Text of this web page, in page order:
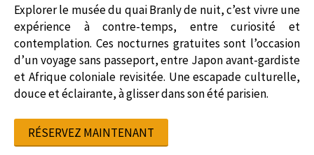
Explorer le musée du quai Branly de nuit, c’est vivre une
expérience à contre-temps, entre curiosité et
contemplation. Ces nocturnes gratuites sont l’occasion
d’un voyage sans passeport, entre Japon avant-gardiste
et Afrique coloniale revisitée. Une escapade culturelle,
douce et éclairante, à glisser dans son été parisien.
RÉSERVEZ MAINTENANT